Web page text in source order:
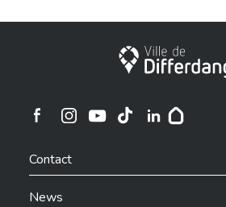
City of Differdange
Ville de Differdange sur Instagram
Contact
News